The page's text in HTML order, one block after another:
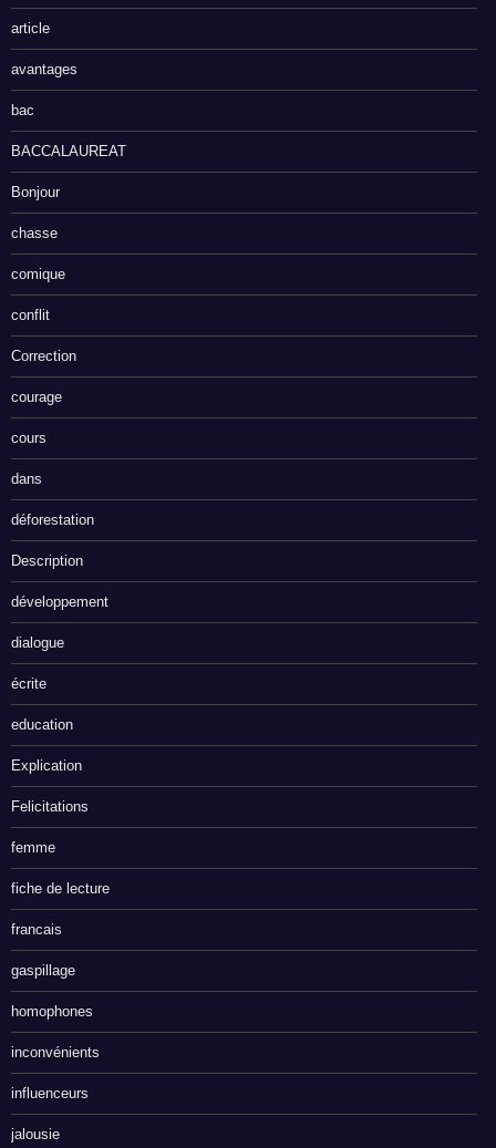
article
avantages
bac
BACCALAUREAT
Bonjour
chasse
comique
conflit
Correction
courage
cours
dans
déforestation
Description
développement
dialogue
écrite
education
Explication
Felicitations
femme
fiche de lecture
francais
gaspillage
homophones
inconvénients
influenceurs
jalousie